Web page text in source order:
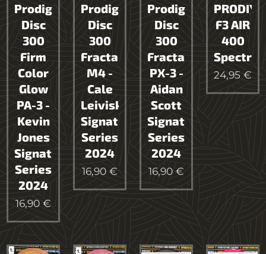
Prodigy
Disc
300
Firm
Color
Glow
PA-3 -
Kevin
Jones
Signature
Series
2024
16,90 €
Prodigy
Disc
300
Fractal
M4 -
Cale
Leiviska
Signature
Series
2024
16,90 €
Prodigy
Disc
300
Fractal
PX-3 -
Aidan
Scott
Signature
Series
2024
16,90€
PRODIY
F3 AIR
400
24,95 €